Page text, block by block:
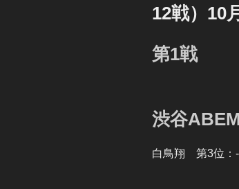
12戦）10
第1戦
渋谷
白鳥翔 第3位：